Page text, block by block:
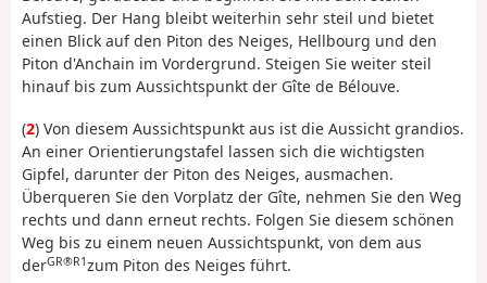
Aufstieg. Der Hang bleibt weiterhin sehr steil und bietet
einen Blick auf den Piton des Neiges, Hellbourg und den
Piton d'Anchain im Vordergrund. Steigen Sie weiter steil
hinauf bis zum Aussichtspunkt der Gîte de Bélouve.
(2) Von diesem Aussichtspunkt aus ist die Aussicht grandios.
An einer Orientierungstafel lassen sich die wichtigsten
Gipfel, darunter der Piton des Neiges, ausmachen.
Überqueren Sie den Vorplatz der Gîte, nehmen Sie den Weg
rechts und dann erneut rechts. Folgen Sie diesem schönen
Weg bis zu einem neuen Aussichtspunkt, von dem aus
derGR®R1zum Piton des Neiges führt.